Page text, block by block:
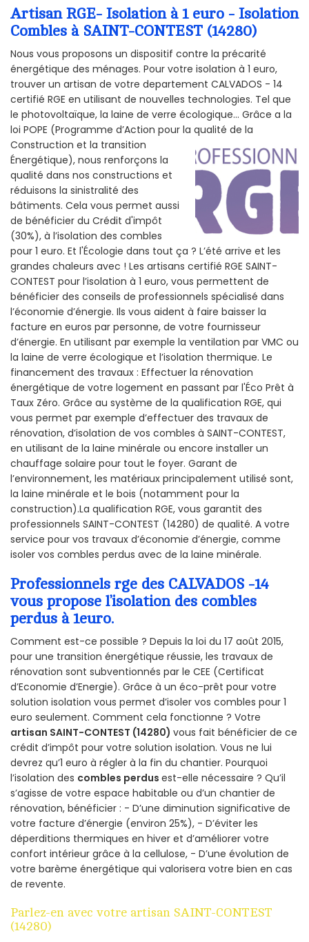
Artisan RGE- Isolation à 1 euro - Isolation
Combles à SAINT-CONTEST (14280)
Nous vous proposons un dispositif contre la précarité
énergétique des ménages. Pour votre isolation à 1 euro,
trouver un artisan de votre departement CALVADOS - 14
certifié RGE en utilisant de nouvelles technologies. Tel que
le photovoltaïque, la laine de verre écologique... Grâce a la
loi POPE (Programme d’Action pour la qualité de la
Construction et la transition
Énergétique), nous renforçons la
qualité dans nos constructions et
réduisons la sinistralité des
bâtiments. Cela vous permet aussi
de bénéficier du Crédit d'impôt
(30%), à l’isolation des combles
pour 1 euro. Et l'Écologie dans tout ça ? L’été arrive et les
grandes chaleurs avec ! Les artisans certifié RGE SAINT-
CONTEST pour l’isolation à 1 euro, vous permettent de
bénéficier des conseils de professionnels spécialisé dans
l’économie d’énergie. Ils vous aident à faire baisser la
facture en euros par personne, de votre fournisseur
d’énergie. En utilisant par exemple la ventilation par VMC ou
la laine de verre écologique et l’isolation thermique. Le
financement des travaux : Effectuer la rénovation
énergétique de votre logement en passant par l'Éco Prêt à
Taux Zéro. Grâce au système de la qualification RGE, qui
vous permet par exemple d’effectuer des travaux de
rénovation, d’isolation de vos combles à SAINT-CONTEST,
en utilisant de la laine minérale ou encore installer un
chauffage solaire pour tout le foyer. Garant de
l’environnement, les matériaux principalement utilisé sont,
la laine minérale et le bois (notamment pour la
construction).La qualification RGE, vous garantit des
professionnels SAINT-CONTEST (14280) de qualité. A votre
service pour vos travaux d’économie d’énergie, comme
isoler vos combles perdus avec de la laine minérale.
Professionnels rge des CALVADOS -14
vous propose l’isolation des combles
perdus à 1euro.
Comment est-ce possible ? Depuis la loi du 17 août 2015,
pour une transition énergétique réussie, les travaux de
rénovation sont subventionnés par le CEE (Certificat
d’Economie d’Energie). Grâce à un éco-prêt pour votre
solution isolation vous permet d’isoler vos combles pour 1
euro seulement. Comment cela fonctionne ? Votre
artisan SAINT-CONTEST (14280) vous fait bénéficier de ce
crédit d’impôt pour votre solution isolation. Vous ne lui
devrez qu’1 euro à régler à la fin du chantier. Pourquoi
l’isolation des combles perdus est-elle nécessaire ? Qu’il
s’agisse de votre espace habitable ou d’un chantier de
rénovation, bénéficier : - D’une diminution significative de
votre facture d’énergie (environ 25%), - D’éviter les
déperditions thermiques en hiver et d’améliorer votre
confort intérieur grâce à la cellulose, - D’une évolution de
votre barème énergétique qui valorisera votre bien en cas
de revente.
Parlez-en avec votre artisan SAINT-CONTEST
(14280)